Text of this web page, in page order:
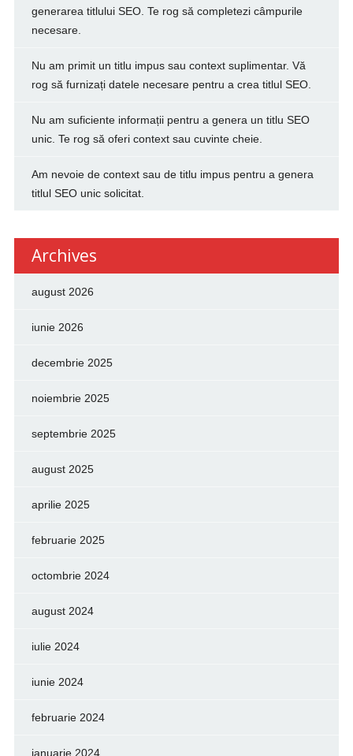
generarea titlului SEO. Te rog să completezi câmpurile
necesare.
Nu am primit un titlu impus sau context suplimentar. Vă
rog să furnizați datele necesare pentru a crea titlul SEO.
Nu am suficiente informații pentru a genera un titlu SEO
unic. Te rog să oferi context sau cuvinte cheie.
Am nevoie de context sau de titlu impus pentru a genera
titlul SEO unic solicitat.
Archives
august 2026
iunie 2026
decembrie 2025
noiembrie 2025
septembrie 2025
august 2025
aprilie 2025
februarie 2025
octombrie 2024
august 2024
iulie 2024
iunie 2024
februarie 2024
ianuarie 2024